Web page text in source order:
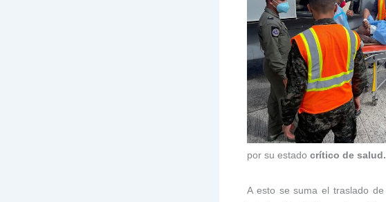
por su estado crítico de salud.
A esto se suma el traslado de